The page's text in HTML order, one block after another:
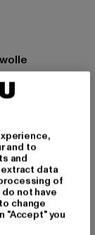
|
and to
and
data
of
not have
change
"Accept" you